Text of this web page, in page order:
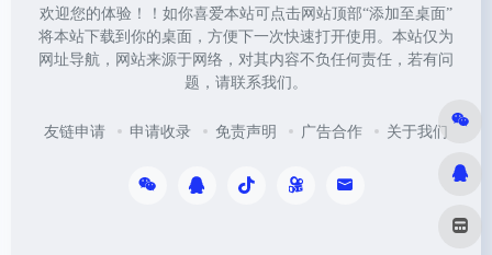
欢迎您的体验！！如你喜爱本站可点击网站顶部“添加至桌面”
将本站下载到你的桌面，方便下一次快速打开使用。本站仅为
网址导航，网站来源于网络，对其内容不负任何责任，若有问
题，请联系我们。
友链申请 申请收录 免责声明 广告合作 关于我们